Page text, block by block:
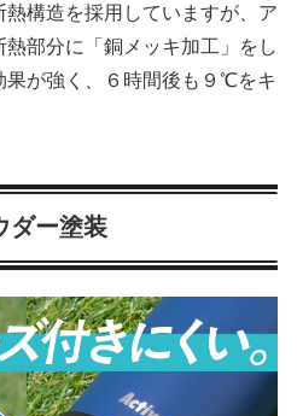
熱構造を採用していますが、ア
部分に「銅メッキ加工」をし
果が強く、６時間後も９℃をキ
ダー塗装